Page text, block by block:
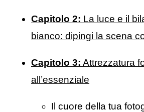
Capitolo 2: La luce e il
bianco: dipingi la scena
Capitolo 3: Attrezzatura
all’essenziale
Il cuore della tua